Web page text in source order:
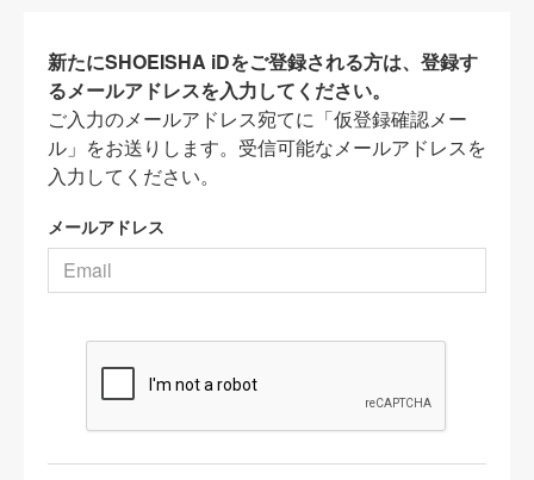
新たにSHOEISHA iDをご登録される方は、登録す
るメールアドレスを入力してください。
ご入力のメールアドレス宛てに「仮登録確認メー
ル」をお送りします。受信可能なメールアドレスを
入力してください。
メールアドレス